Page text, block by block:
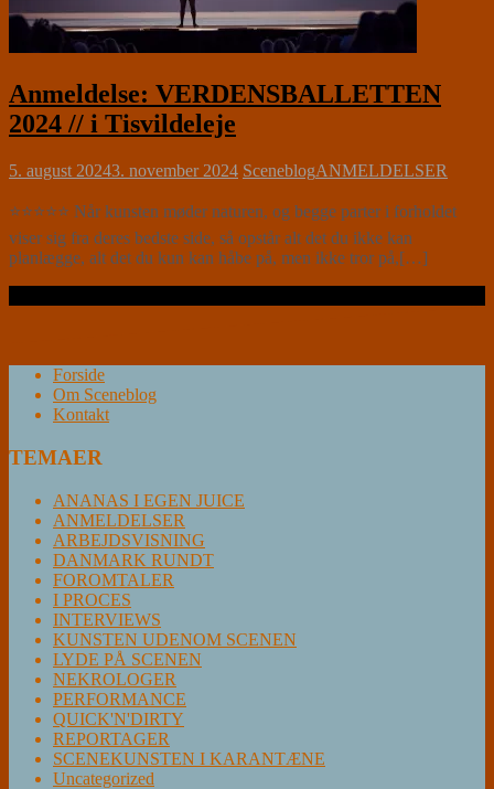
Anmeldelse: VERDENSBALLETTEN
2024 // i Tisvildeleje
5. august 20243. november 2024 SceneblogANMELDELSER
⭐⭐⭐⭐⭐ Når kunsten møder naturen, og begge parter i forholdet
viser sig fra deres bedste side, så opstår alt det du ikke kan
planlægge, alt det du kun kan håbe på, men ikke tror på,[…]
Forside
Om Sceneblog
Kontakt
TEMAER
ANANAS I EGEN JUICE
ANMELDELSER
ARBEJDSVISNING
DANMARK RUNDT
FOROMTALER
I PROCES
INTERVIEWS
KUNSTEN UDENOM SCENEN
LYDE PÅ SCENEN
NEKROLOGER
PERFORMANCE
QUICK'N'DIRTY
REPORTAGER
SCENEKUNSTEN I KARANTÆNE
Uncategorized